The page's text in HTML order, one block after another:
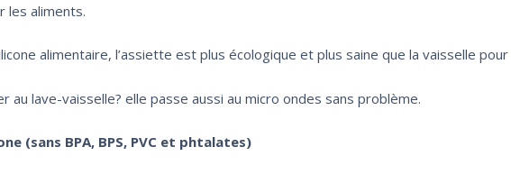
les aliments.
alimentaire, l’assiette est plus écologique et plus saine que la vaisselle
au lave-vaisselle? elle passe aussi au micro ondes sans problème.
(sans BPA, BPS, PVC et phtalates)